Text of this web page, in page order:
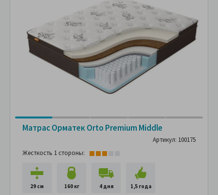
Матрас Орматек Orto Premium Middle
Артикул: 100175
Жесткость 1 стороны:
29 см 160 кг 4 дня 1,5 года